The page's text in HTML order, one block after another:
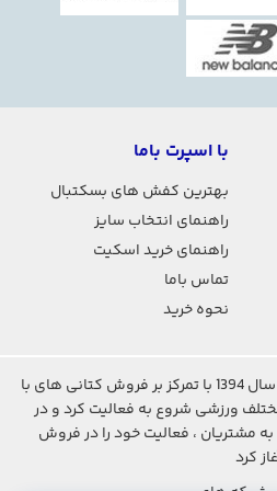
با اسپرت باما
بهترین کفش های بسکتبال
راهنمای انتخاب سایز
راهنمای خرید اسکیت
تماس باما
نحوه خرید
فروشگاه اینترنتی اسپرت باما در سال 1394 با تمرکز بر فروش کتانی های با
ورزشی شروع به فعالیت کرد و در
به مشتریان ، فعالیت خود را در فروش
کرد